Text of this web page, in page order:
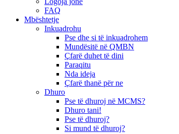
FAQ
Mbështetje
Inkuadrohu
Pse dhe si të inkuadrohem
Mundësitë në QMBN
Çfarë duhet të dini
Paraqitu
Nda ideja
Çfarë thanë për ne
Dhuro
Pse të dhuroj në MCMS?
Dhuro tani!
Pse të dhuroj?
Si mund të dhuroj?